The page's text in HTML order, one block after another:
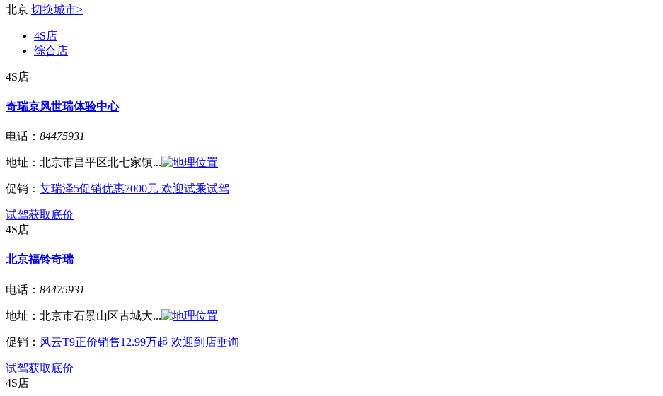
北京 切换城市>
4S店
综合店
4S店
奇瑞京风世瑞体验中心
电话： 84475931
地址： 北京市昌平区北七家镇...
促销： 艾瑞泽5促销优惠7000元 欢迎试乘试驾
试驾获取底价
4S店
北京福铃奇瑞
电话： 84475931
地址： 北京市石景山区古城大...
促销： 风云T9正价销售12.99万起 欢迎到店垂询
试驾获取底价
4S店